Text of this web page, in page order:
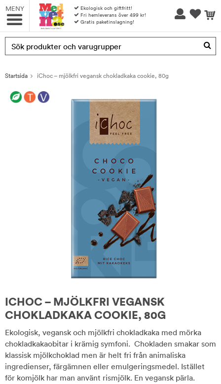
MENY
Ekologisk och giftfritt!
Fri hemleverans över 499 kr!
Gratis paketinslagning!
Produkten har blivit tillagd i varukorgen
Startsida iChoc – mjölkfri vegansk chokladkaka cookie, 80g
ICHOC – MJÖLKFRI VEGANSK
CHOKLADKAKA COOKIE, 80G
Ekologisk, vegansk och mjölkfri chokladkaka med mörka
chokladkakaobitar i krämig symfoni. Chokladen smakar som
klassisk mjölkchoklad men är helt fri från animaliska
ingredienser, färgämnen eller emulgeringsmedel. Istället
för komjölk har man använt rismjölk. En vegansk pärla.